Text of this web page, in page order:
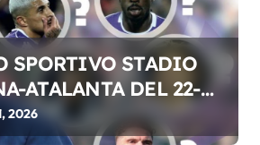
STADIO
ATALANTA DEL 22-
2026